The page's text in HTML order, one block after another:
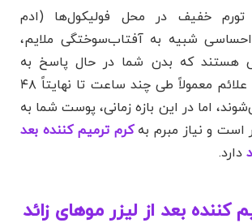
تورم خفیف در محل فولیکول‌ها (ادم
احساسی شبیه به آفتاب‌سوختگی ملایم،
هستند که بدن شما در حال پاسخ به
درمان است. این علائم معمولاً طی چند ساعت تا نهایتاً ۴۸
اما در این بازه زمانی، پوست شما به
و نیاز مبرم بهکرم ترمیم کننده بعد
دارد.
کننده بعد از لیزر موهای زائد